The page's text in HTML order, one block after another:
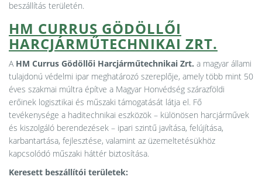
beszállítás területén.
HM CURRUS GÖDÖLLŐI
HARCJÁRMŰTECHNIKAI ZRT.
A HM Currus Gödöllői Harcjárműtechnikai Zrt. a magyar állami
tulajdonú védelmi ipar meghatározó szereplője, amely több mint 50
éves szakmai múltra építve a Magyar Honvédség szárazföldi
erőinek logisztikai és műszaki támogatását látja el. Fő
tevékenysége a haditechnikai eszközök – különösen harcjárművek
és kiszolgáló berendezések – ipari szintű javítása, felújítása,
karbantartása, fejlesztése, valamint az üzemeltetésükhöz
kapcsolódó műszaki háttér biztosítása.
Keresett beszállítói területek: